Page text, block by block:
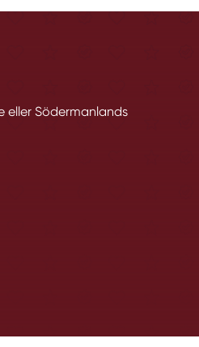
Södermanlands